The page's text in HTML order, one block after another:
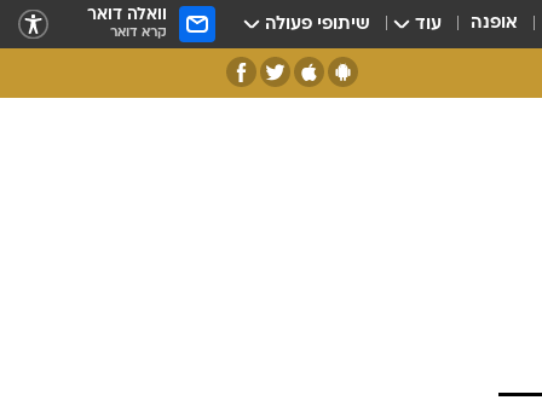
אופנה עוד שיתופי פעולה וואלה דואר
קרא דואר